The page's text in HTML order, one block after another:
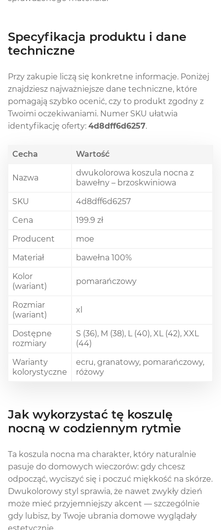
Specyfikacja produktu i dane
techniczne
Przy zakupie liczą się konkretne informacje. Poniżej
znajdziesz najważniejsze dane techniczne, które
pomagają szybko ocenić, czy to produkt zgodny z
Twoimi oczekiwaniami. Numer SKU ułatwia
identyfikację oferty: 4d8dff6d6257.
Cecha Wartość
Nazwa
dwukolorowa koszula nocna z
bawełny – brzoskwiniowa
SKU
4d8dff6d6257
Cena
199.9 zł
Producent
moe
Materiał
bawełna 100%
Kolor
(wariant)
pomarańczowy
Rozmiar
(wariant)
xl
Dostępne
rozmiary
S (36), M (38), L (40), XL (42), XXL
(44)
Warianty
kolorystyczne
ecru, granatowy, pomarańczowy,
różowy
Jak wykorzystać tę koszulę
nocną w codziennym rytmie
Ta koszula nocna ma charakter, który naturalnie
pasuje do domowych wieczorów: gdy chcesz
odpocząć, wyciszyć się i poczuć miękkość na skórze.
Dwukolorowy styl sprawia, że nawet zwykły dzień
może mieć przyjemniejszy akcent — szczególnie
gdy lubisz, by Twoje ubrania domowe wyglądały